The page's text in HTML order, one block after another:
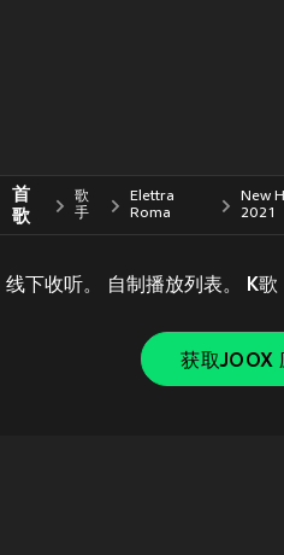
首
歌
歌
手
Elettra
Roma
New
2021
线下收听。 自制播放列表。 K歌
获取JOOX